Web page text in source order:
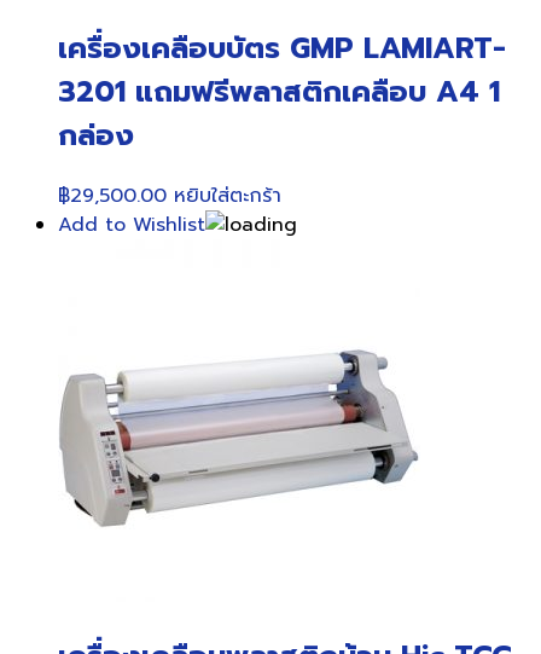
เครื่องเคลือบบัตร GMP LAMIART-
3201 แถมฟรีพลาสติกเคลือบ A4 1
กล่อง
฿29,500.00 หยิบใส่ตะกร้า
Add to Wishlist